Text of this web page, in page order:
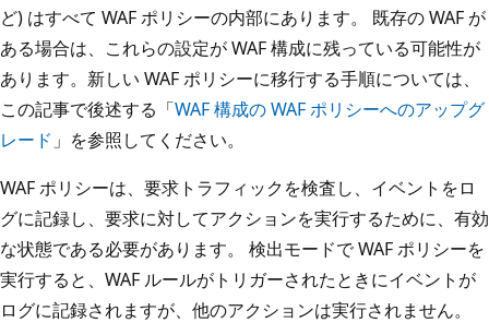
ど) はすべて WAF ポリシーの内部にあります。 既存の WAF が
ある場合は、これらの設定が WAF 構成に残っている可能性が
あります。新しい WAF ポリシーに移行する手順については、
この記事で後述する「WAF 構成の WAF ポリシーへのアップグ
レード 」を参照してください。
WAF ポリシーは、要求トラフィックを検査し、イベントをロ
グに記録し、要求に対してアクションを実行するために、有効
な状態である必要があります。 検出モードで WAF ポリシーを
実行すると、WAF ルールがトリガーされたときにイベントが
ログに記録されますが、他のアクションは実行されません。